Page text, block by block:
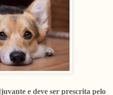
e deve ser prescrita pelo